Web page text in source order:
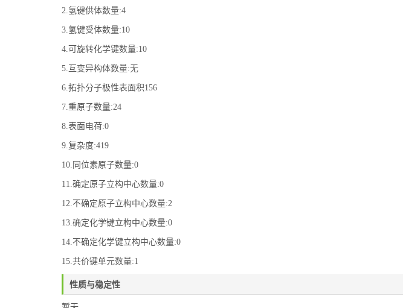
2.氢键供体数量:4
3.氢键受体数量:10
4.可旋转化学键数量:10
5.互变异构体数量:无
6.拓扑分子极性表面积156
7.重原子数量:24
8.表面电荷:0
9.复杂度:419
10.同位素原子数量:0
11.确定原子立构中心数量:0
12.不确定原子立构中心数量:2
13.确定化学键立构中心数量:0
14.不确定化学键立构中心数量:0
15.共价键单元数量:1
性质与稳定性